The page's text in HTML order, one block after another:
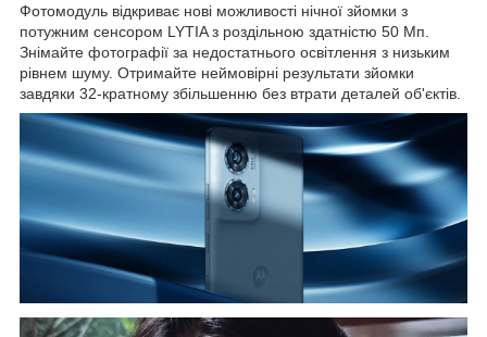
Фотомодуль відкриває нові можливості нічної зйомки з
потужним сенсором LYTIA з роздільною здатністю 50 Мп.
Знімайте фотографії за недостатнього освітлення з низьким
рівнем шуму. Отримайте неймовірні результати зйомки
завдяки 32-кратному збільшенню без втрати деталей об'єктів.